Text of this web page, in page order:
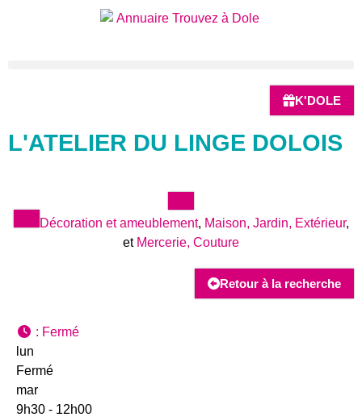
K'DOLE
L'ATELIER DU LINGE DOLOIS
Décoration et ameublement, Maison, Jardin, Extérieur,
et Mercerie, Couture
Retour à la recherche
: Fermé
lun
Fermé
mar
9h30 - 12h00